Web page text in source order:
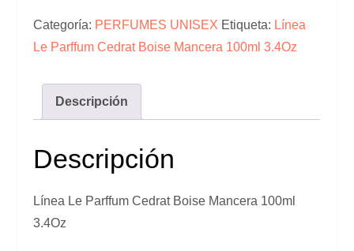
Categoría: PERFUMES UNISEX Etiqueta: Línea
Le Parffum Cedrat Boise Mancera 100ml 3.4Oz
Descripción
Descripción
Línea Le Parffum Cedrat Boise Mancera 100ml
3.4Oz